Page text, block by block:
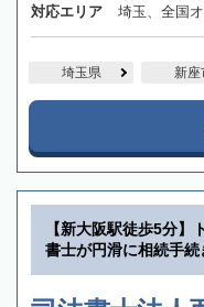
対応エリア 埼玉、全国
埼玉県 新座
【新大阪駅徒歩5分
書士が円滑に相続手